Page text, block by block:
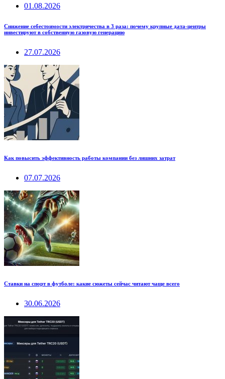
01.08.2026
Снижение себестоимости электричества в 3 раза: почему крупные дата-центры
инвестируют в собственную газовую генерацию
27.07.2026
Как повысить эффективность работы компании без лишних затрат
07.07.2026
Ставки на спорт в футболе: какие сюжеты сейчас читают чаще всего
30.06.2026